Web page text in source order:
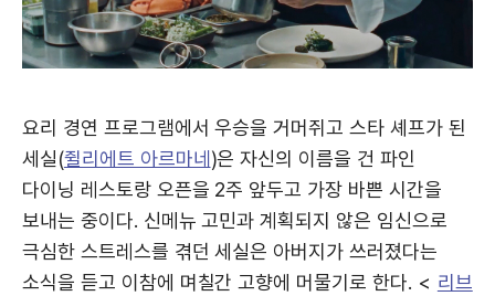
요리 경연 프로그램에서 우승을 거머쥐고 스타 셰프가 된
세실(쥘리에트 아르마네 )은 자신의 이름을 건 파인
다이닝 레스토랑 오픈을 2주 앞두고 가장 바쁜 시간을
보내는 중이다. 신메뉴 고민과 계획되지 않은 임신으로
극심한 스트레스를 겪던 세실은 아버지가 쓰러졌다는
소식을 듣고 이참에 며칠간 고향에 머물기로 한다. < 리브